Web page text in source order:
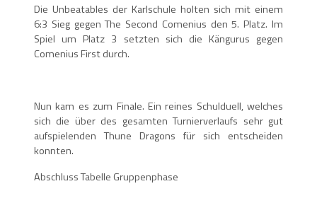
Die Unbeatables der Karlschule holten sich mit einem
6:3 Sieg gegen The Second Comenius den 5. Platz. Im
Spiel um Platz 3 setzten sich die Kängurus gegen
Comenius First durch.
Nun kam es zum Finale. Ein reines Schulduell, welches
sich die über des gesamten Turnierverlaufs sehr gut
aufspielenden Thune Dragons für sich entscheiden
konnten.
Abschluss Tabelle Gruppenphase